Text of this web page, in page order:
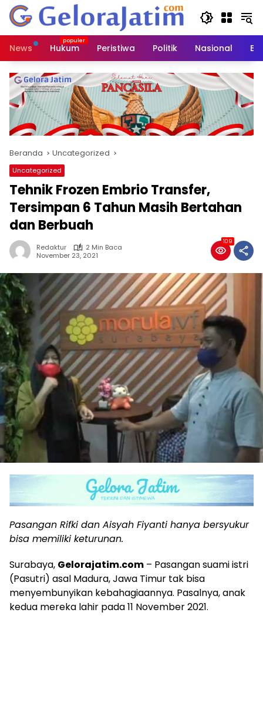
Langsung
konten
News
Hukum Peristiwa Politik Nasional
Beranda Uncategorized
Uncategorized
Tehnik Frozen Embrio Transfer,
Tersimpan 6 Tahun Masih Bertahan
dan Berbuah
Redaktur
2 Min Baca
November 23, 2021
109
Pasangan Rifki dan Aisyah Fiyanti hanya bersyukur
bisa memiliki keturunan.
Surabaya, Gelorajatim.com – Pasangan suami istri
(Pasutri) asal Madura, Jawa Timur tak bisa
menyembunyikan kebahagiaannya. Pasalnya, anak
kedua mereka lahir pada 11 November 2021.